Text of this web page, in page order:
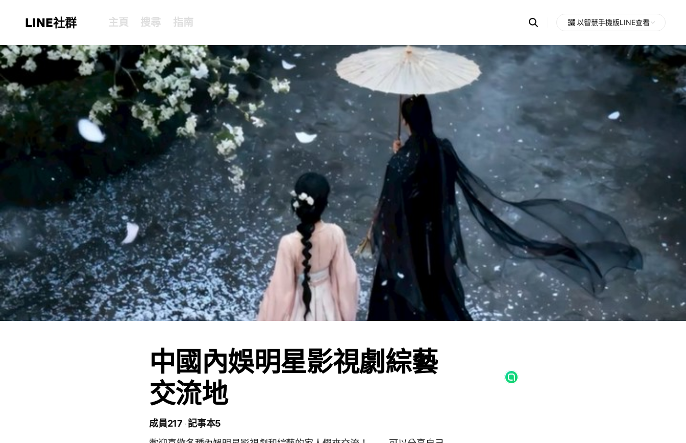
LINE社群 主頁 搜尋 指南 Search
OpenChats
messages
search
area
以智慧手機版LINE查看
中國內娛明星影視劇綜藝
交流地
成員217 記事本5